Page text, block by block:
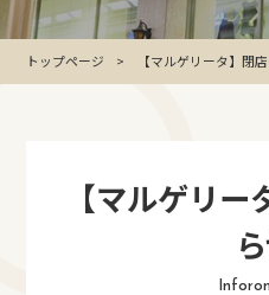
トップページ 【マルゲリータ】閉
【マルゲリ